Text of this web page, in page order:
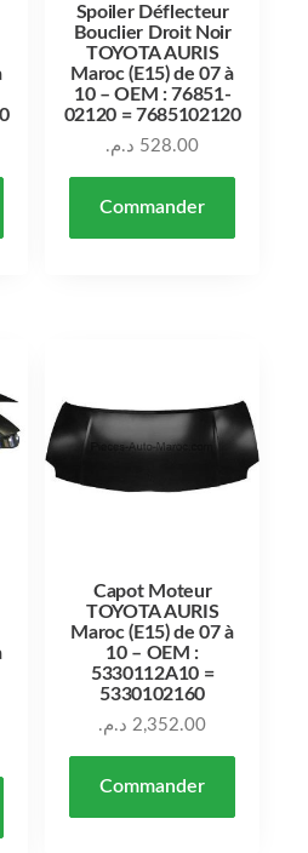
Spoiler Déflecteur
Bouclier Droit Noir
TOYOTA AURIS
Maroc (E15) de 07 à
10 – OEM : 76851-
02120 = 7685102120
528.00 د.م.
Commander
Capot Moteur
TOYOTA AURIS
Maroc (E15) de 07 à
10 – OEM :
5330112A10 =
5330102160
2,352.00 د.م.
Commander